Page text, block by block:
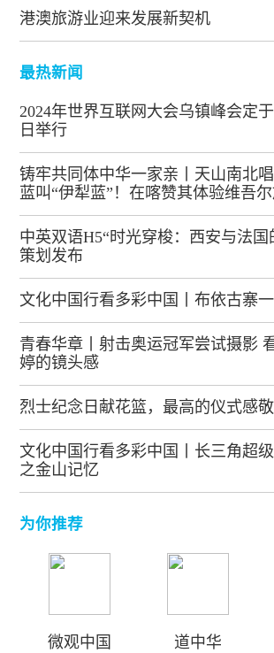
港澳旅游业迎来发展新契机
最热新闻
2024年世界互联网大会乌镇峰会定
日举行
铸牢共同体中华一家亲丨天山南北
蓝叫“伊犁蓝”！在喀赞其体验维吾
中英双语H5“时光穿梭：西安与法国
策划发布
文化中国行看多彩中国丨布依古寨
青春华章丨射击奥运冠军尝试摄影
婷的镜头感
烈士纪念日献花篮，最高的仪式感
文化中国行看多彩中国丨长三角超
之金山记忆
为你推荐
微观中国 道中华